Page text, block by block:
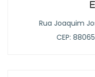
Rua Joaquim
CEP: